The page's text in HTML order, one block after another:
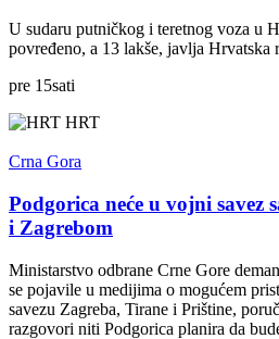
U sudaru putničkog i teretnog voza u
povređeno, a 13 lakše, javlja
pre 15sati
HRT
Crna Gora
Podgorica neće u vojni savez
i Zagrebom
Ministarstvo odbrane Crne Gore
se pojavile u medijima o mogućem
savezu Zagreba, Tirane i Prištine,
razgovori niti Podgorica planira da